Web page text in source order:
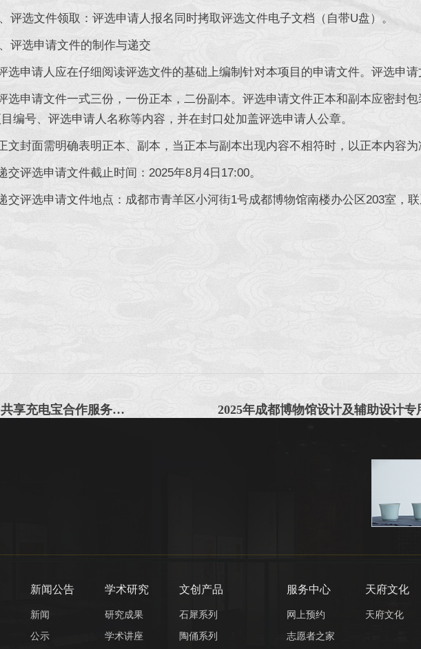
选文件领取：评选申请人报名同时拷取评选文件电子文档（自带U盘）。
选申请文件的制作与递交
申请人应在仔细阅读评选文件的基础上编制针对本项目的申请文件。评选申请
申请文件一式三份，一份正本，二份副本。评选申请文件正本和副本应密封包
编号、评选申请人名称等内容，并在封口处加盖评选申请人公章。
封面需明确表明正本、副本，当正本与副本出现内容不相符时，以正本内容为
评选申请文件截止时间：2025年8月4日17:00。
评选申请文件地点：成都市青羊区小河街1号成都博物馆南楼办公区203室，联
成都金沙太阳神鸟文化发展有限责任公司共享充电宝合作服务项目中选公告
新闻公告
新闻
公示
学术研究
研究成果
学术讲座
文创产品
石犀系列
陶俑系列
服务中心
网上预约
志愿者之家
天府文化
天府文化